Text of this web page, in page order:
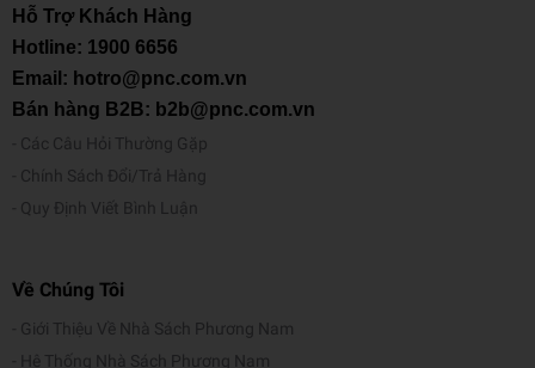
Hỗ Trợ Khách Hàng
Hotline: 1900 6656
Email: hotro@pnc.com.vn
Bán hàng B2B: b2b@pnc.com.vn
Các Câu Hỏi Thường Gặp
Chính Sách Đổi/Trả Hàng
Quy Định Viết Bình Luận
Về Chúng Tôi
Giới Thiệu Về Nhà Sách Phương Nam
Hệ Thống Nhà Sách Phương Nam